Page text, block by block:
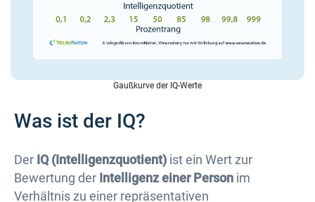
Gaußkurve der IQ-Werte
Was ist der IQ?
Der IQ (Intelligenzquotient) ist ein Wert zur
Bewertung der Intelligenz einer Person im
Verhältnis zu einer repräsentativen